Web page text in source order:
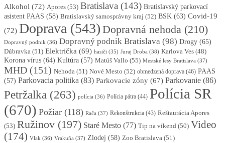
Alkohol (72) Apores (53) Bratislava (143) Bratislavský parkovací
asistent PAAS (58) Bratislavský samosprávny kraj (52) BSK (63) Covid-19
(72) Doprava (543) Dopravná nehoda (210)
Dopravný podnik (36) Dopravný podnik Bratislava (98) Drogy (65)
Dúbravka (51) Električka (69) hasiči (35) Juraj Droba (38) Karlova Ves (48)
Korona vírus (64) Kultúra (57) Matúš Vallo (55) Mestské lesy Bratislava (37)
MHD (151) Nehoda (51) Nové Mesto (52) obmedzená doprava (46) PAAS
(57) Parkovacia politika (83) Parkovacie zóny (67) Parkovanie (86)
Petržalka (263) polícia (36) Polícia pátra (44) Polícia SR
(670) Požiar (118) Rača (37) Rekonštrukcia (43) Reštaurácia Apores
(53) Ružinov (197) Staré Mesto (77) Tip na víkend (50) Video
(174) Vlak (36) Vrakuňa (37) Zlodej (58) Zoo Bratislava (51)